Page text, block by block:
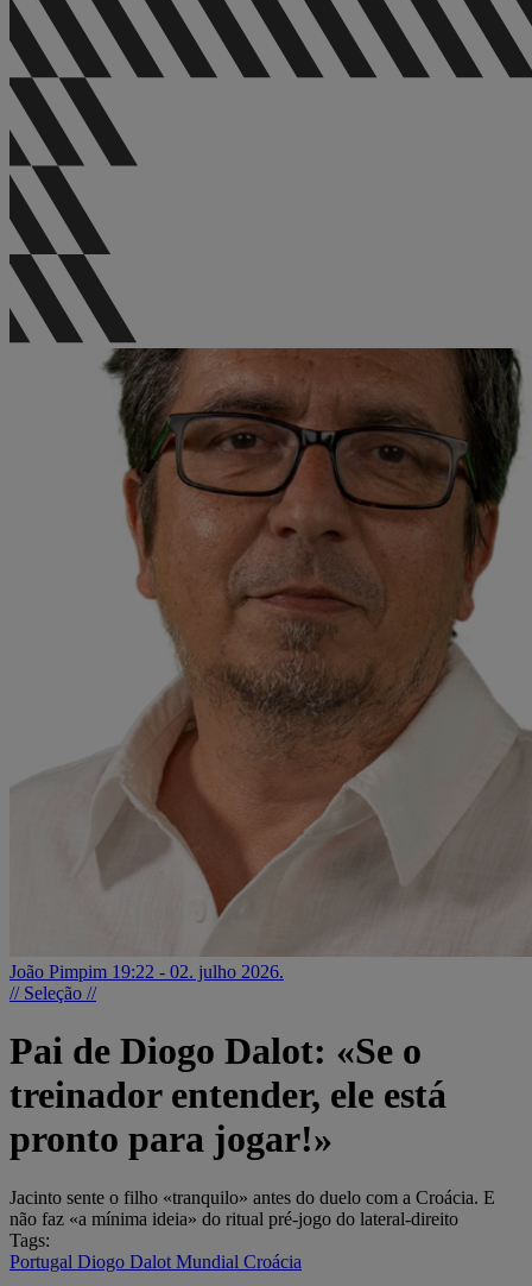
João Pimpim 19:22 - 02. julho 2026.
// Seleção //
Pai de Diogo Dalot: «Se o
treinador entender, ele está
pronto para jogar!»
Jacinto sente o filho «tranquilo» antes do duelo com a Croácia. E
não faz «a mínima ideia» do ritual pré-jogo do lateral-direito
Tags:
Portugal Diogo Dalot Mundial Croácia